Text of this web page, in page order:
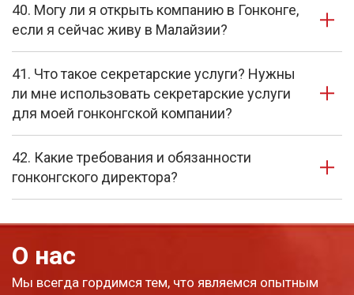
40. Могу ли я открыть компанию в Гонконге,
если я сейчас живу в Малайзии?
41. Что такое секретарские услуги? Нужны
ли мне использовать секретарские услуги
для моей гонконгской компании?
42. Какие требования и обязанности
гонконгского директора?
О нас
Мы всегда гордимся тем, что являемся опытным